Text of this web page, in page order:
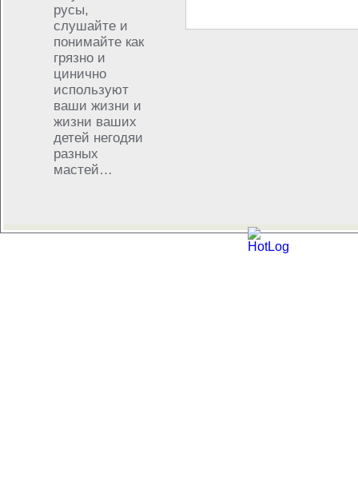
русы,
слушайте и
понимайте как
грязно и
цинично
используют
ваши жизни и
жизни ваших
детей негодяи
разных
мастей…